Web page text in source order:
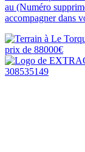
au (Numéro
accompagner dans